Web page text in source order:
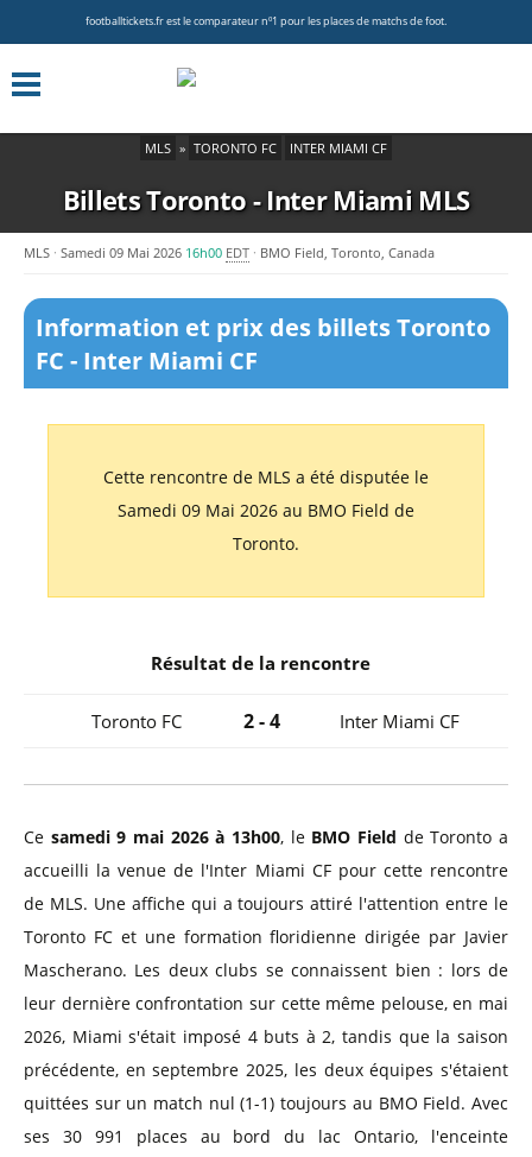
footballtickets.fr est le comparateur nº1 pour les places de matchs de foot.
MLS » TORONTO FC INTER MIAMI CF
Billets Toronto - Inter Miami MLS
MLS Samedi 09 Mai 2026 16h00 EDT BMO Field, Toronto, Canada
Information et prix des billets Toronto
FC - Inter Miami CF
Cette rencontre de MLS a été disputée le
Samedi 09 Mai 2026 au BMO Field de
Toronto.
Résultat de la rencontre
Toronto FC 2 - 4 Inter Miami CF
Ce samedi 9 mai 2026 à 13h00, le BMO Field de Toronto a
accueilli la venue de l'Inter Miami CF pour cette rencontre
de MLS. Une affiche qui a toujours attiré l'attention entre le
Toronto FC et une formation floridienne dirigée par Javier
Mascherano. Les deux clubs se connaissent bien : lors de
leur dernière confrontation sur cette même pelouse, en mai
2026, Miami s'était imposé 4 buts à 2, tandis que la saison
précédente, en septembre 2025, les deux équipes s'étaient
quittées sur un match nul (1-1) toujours au BMO Field. Avec
ses 30 991 places au bord du lac Ontario, l'enceinte